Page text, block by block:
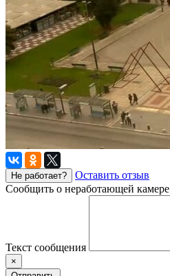
Не работает?
Оставить отзыв
Сообщить о неработающей камере
Текст сообщения
×